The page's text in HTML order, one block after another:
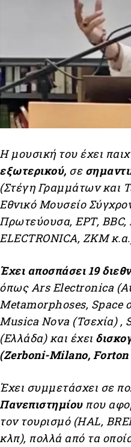
Η μουσική του έχει
εξωτερικού, σε
(Στέγη Γραμμάτων και
Εθνικό Μουσείο
Πρωτεύουσα, ΕΡΤ,
ELECTRONICA, ZKM
Έχει αποσπάσει 19
όπως Αrs Electronica
Metamorphoses, Space
Musica Nova (Τσεχία) ,
(Ελλάδα) και έχει
(Zerboni-Milano,
Έχει συμμετάσχει σε
Πανεπιστημίουπου
τον τουρισμό (HAL,
κλπ), πολλά από τα